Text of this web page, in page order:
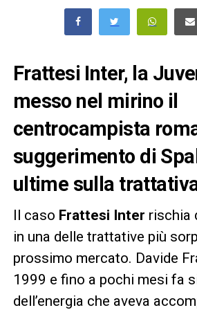
Frattesi Inter, la
messo nel mirino il
centrocampista
suggerimento di
ultime sulla
Il caso Frattesi Inter rischia
in una delle trattative più
prossimo mercato. Davide
1999 e fino a pochi mesi fa
dell’energia che aveva